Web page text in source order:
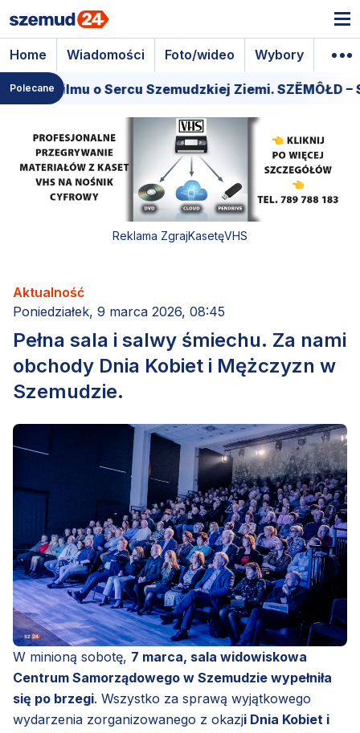
Home Wiadomości Foto/wideo Wybory
Polecane
filmu o Sercu Szemudzkiej Ziemi. SZËMÔŁD – SERCE
Reklama ZgrajKasetęVHS
Aktualność
Poniedziałek, 9 marca 2026, 08:45
Pełna sala i salwy śmiechu. Za nami
obchody Dnia Kobiet i Mężczyzn w
Szemudzie.
W minioną sobotę, 7 marca, sala widowiskowa
Centrum Samorządowego w Szemudzie wypełniła
się po brzegi. Wszystko za sprawą wyjątkowego
wydarzenia zorganizowanego z okazji Dnia Kobiet i